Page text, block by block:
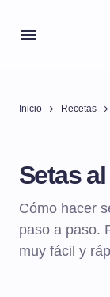
Inicio Recetas
Setas
Cómo hacer
paso a paso.
muy fácil y